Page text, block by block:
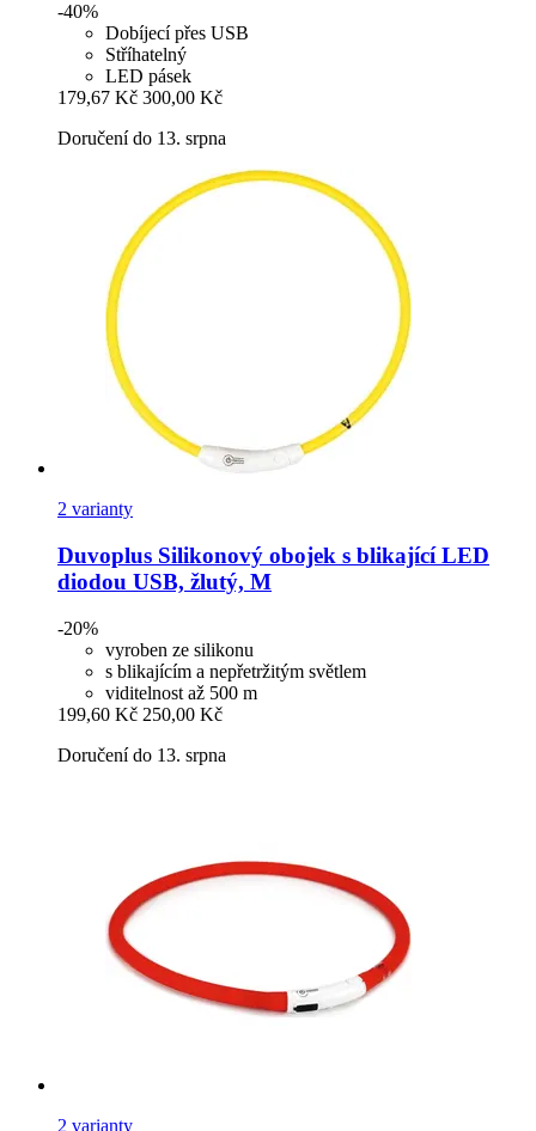
-40%
Dobíjecí přes USB
Stříhatelný
LED pásek
179,67 Kč 300,00 Kč
Doručení do 13. srpna
2 varianty
Duvoplus Silikonový obojek s blikající LED
diodou USB, žlutý, M
-20%
vyroben ze silikonu
s blikajícím a nepřetržitým světlem
viditelnost až 500 m
199,60 Kč 250,00 Kč
Doručení do 13. srpna
2 varianty